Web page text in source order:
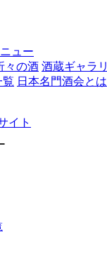
ュー
々の酒 酒蔵ギャラ
覧 日本名門酒会とは